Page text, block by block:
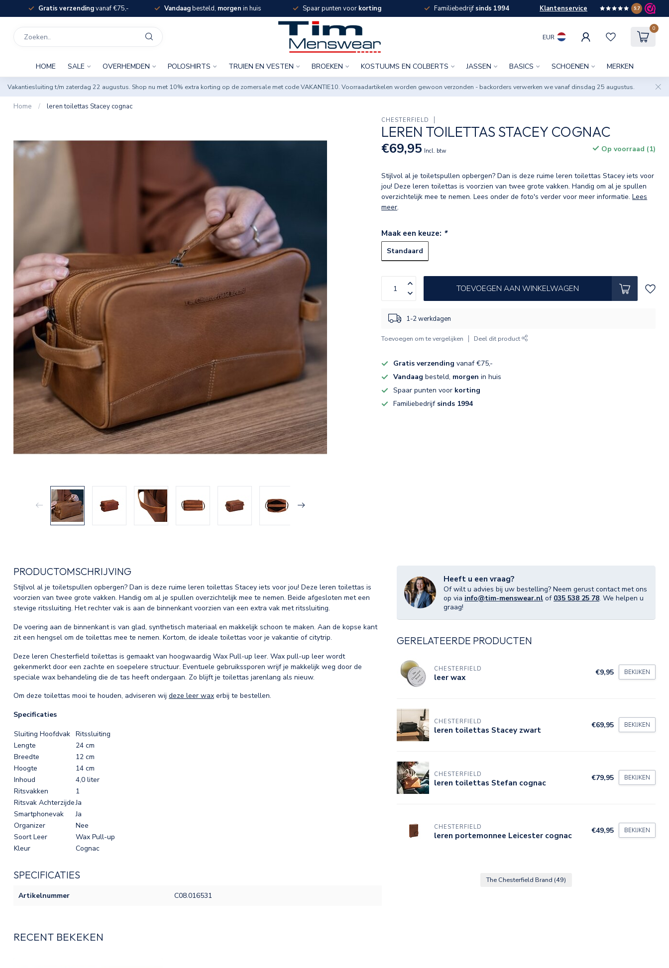
Gratis verzendingvanaf €75,- Vandaagbesteld, morgen in huis Spaar punten voor korting Familiebedrijf sinds 1994 Klantenservice 9.7
EUR
0
HOME SALE OVERHEMDEN POLOSHIRTS TRUIEN EN VESTEN BROEKEN KOSTUUMS EN COLBERTS JASSEN BASICS SCHOENEN MERKEN
Vakantiesluiting t/m zaterdag 22 augustus. Shop nu met 10% extra korting op de zomersale met code VAKANTIE10. Voorraadartikelen worden gewoon verzonden - backorders verwerken we vanaf dinsdag 25 augustus.
Home / leren toilettas Stacey cognac
CHESTERFIELD
LEREN TOILETTAS STACEY COGNAC
€69,95 Incl. btw Op voorraad (1)
Stijlvol al je toiletspullen opbergen? Dan is deze ruime leren toilettas Stacey iets voor
jou! Deze leren toilettas is voorzien van twee grote vakken. Handig om al je spullen
overzichtelijk mee te nemen. Lees onder de foto's verder voor meer informatie.Lees
meer.
Maak een keuze: *
Standaard
TOEVOEGEN AAN WINKELWAGEN
1-2 werkdagen
Toevoegen om te vergelijken Deel dit product
Gratis verzending vanaf €75,-
Vandaag besteld, morgen in huis
Spaar punten voor korting
Familiebedrijf sinds 1994
PRODUCTOMSCHRIJVING
Stijlvol al je toiletspullen opbergen? Dan is deze ruime leren toilettas Stacey iets voor jou! Deze leren toilettas is
voorzien van twee grote vakken. Handig om al je spullen overzichtelijk mee te nemen. Beide afgesloten met een
stevige ritssluiting. Het rechter vak is aan de binnenkant voorzien van een extra vak met ritssluiting.
De voering aan de binnenkant is van glad, synthetisch materiaal en makkelijk schoon te maken. Aan de kopse kant
zit een hengsel om de toilettas mee te nemen. Kortom, de ideale toilettas voor je vakantie of citytrip.
Deze leren Chesterfield toilettas is gemaakt van hoogwaardig Wax Pull-up leer. Wax pull-up leer wordt
gekenmerkt door een zachte en soepelere structuur. Eventuele gebruikssporen wrijf je makkelijk weg door de
speciale wax behandeling die de tas heeft ondergaan. Zo blijft je toilettas jarenlang als nieuw.
Om deze toilettas mooi te houden, adviseren wij deze leer wax erbij te bestellen.
Specificaties
Sluiting Hoofdvak Ritssluiting
Lengte
24 cm
Breedte
12 cm
Hoogte
14 cm
Inhoud
4,0 liter
Ritsvakken
1
Ritsvak AchterzijdeJa
Smartphonevak
Ja
Organizer
Nee
Soort Leer
Wax Pull-up
Kleur
Cognac
SPECIFICATIES
Artikelnummer C08.016531
Heeft u een vraag?
Of wilt u advies bij uw bestelling? Neem gerust contact met ons
op via info@tim-menswear.nl of 035 538 25 78. We helpen u
graag!
GERELATEERDE PRODUCTEN
CHESTERFIELD
leer wax €9,95 BEKIJKEN
CHESTERFIELD
leren toilettas Stacey zwart €69,95 BEKIJKEN
CHESTERFIELD
leren toilettas Stefan cognac €79,95 BEKIJKEN
CHESTERFIELD
leren portemonnee Leicester cognac €49,95 BEKIJKEN
The Chesterfield Brand (49)
RECENT BEKEKEN